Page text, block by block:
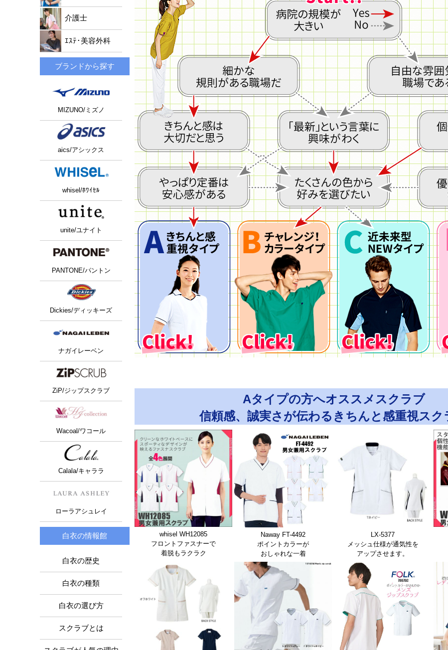
介護士
ｴｽﾃ･美容外科
ブランドから探す
MIZUNO/ミズノ
aics/アシックス
whisel/ﾎﾜｲｾﾙ
unite/ユナイト
PANTONE/パントン
Dickies/ディッキーズ
ナガイレーベン
ZiP/ジップスクラブ
Wacoal/ワコール
Calala/キャララ
ローラアシュレイ
白衣の情報館
白衣の歴史
白衣の種類
白衣の選び方
スクラブとは
Aタイプの方へオススメスクラブ
信頼感、誠実さが伝わるきちんと感重視スク
whisel WH12085
フロントファスナーで
着脱もラクラク
Naway FT-4492
ポイントカラーが
おしゃれな一着
LX-5377
メッシュ仕様が通気性を
アップさせます。